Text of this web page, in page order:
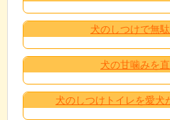
犬のしつけで無
犬の甘噛みを
犬のしつけトイレを愛犬